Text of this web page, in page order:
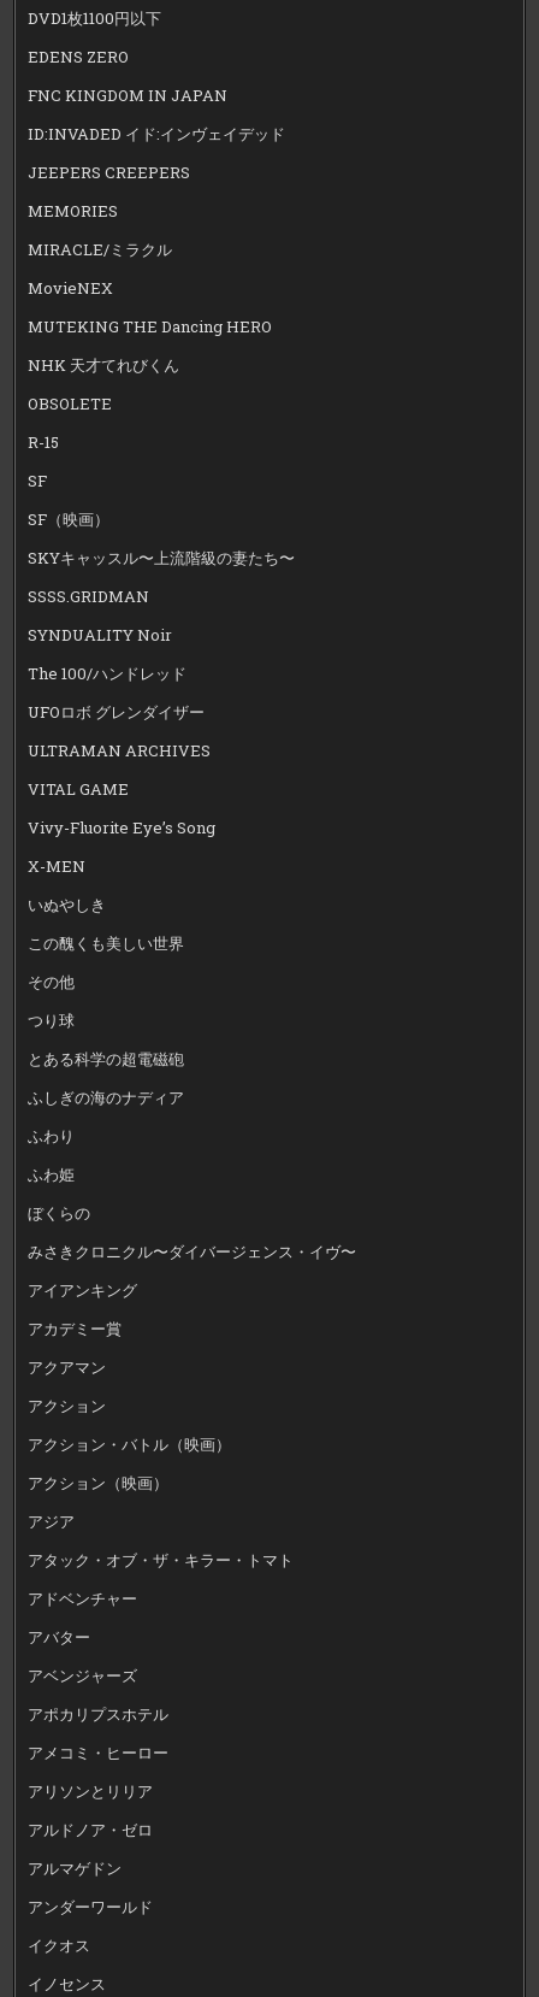
DVD1枚1100円以下
EDENS ZERO
FNC KINGDOM IN JAPAN
ID:INVADED イド:インヴェイデッド
JEEPERS CREEPERS
MEMORIES
MIRACLE/ミラクル
MovieNEX
MUTEKING THE Dancing HERO
NHK 天才てれびくん
OBSOLETE
R-15
SF
SF（映画）
SKYキャッスル〜上流階級の妻たち〜
SSSS.GRIDMAN
SYNDUALITY Noir
The 100/ハンドレッド
UFOロボ グレンダイザー
ULTRAMAN ARCHIVES
VITAL GAME
Vivy-Fluorite Eye’s Song
X-MEN
いぬやしき
この醜くも美しい世界
その他
つり球
とある科学の超電磁砲
ふしぎの海のナディア
ふわり
ふわ姫
ぼくらの
みさきクロニクル〜ダイバージェンス・イヴ〜
アイアンキング
アカデミー賞
アクアマン
アクション
アクション・バトル（映画）
アクション（映画）
アジア
アタック・オブ・ザ・キラー・トマト
アドベンチャー
アバター
アベンジャーズ
アポカリプスホテル
アメコミ・ヒーロー
アリソンとリリア
アルドノア・ゼロ
アルマゲドン
アンダーワールド
イクオス
イノセンス